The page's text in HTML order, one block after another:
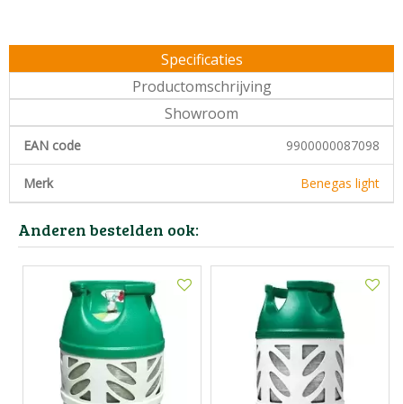
Specificaties
Productomschrijving
Showroom
EAN code 9900000087098
Merk Benegas light
Anderen bestelden ook: